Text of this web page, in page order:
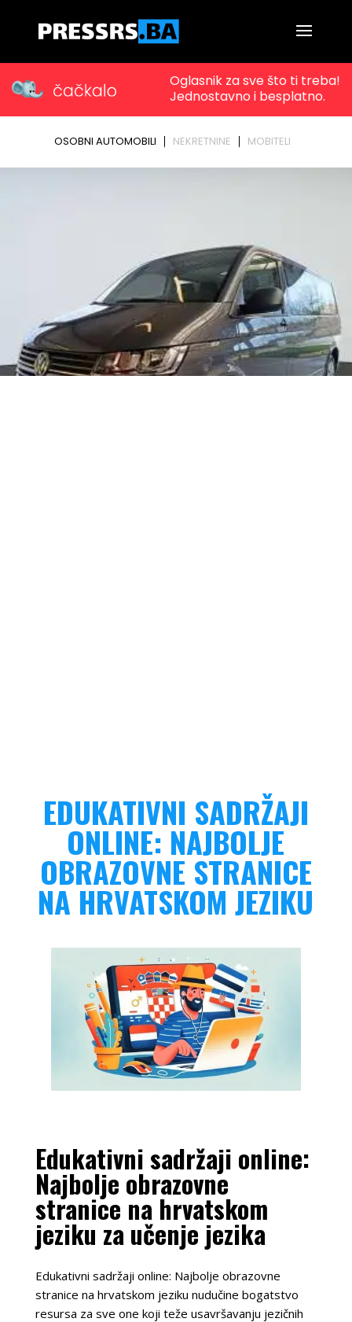
EDUKATIVNI SADRŽAJI
ONLINE: NAJBOLJE
OBRAZOVNE STRANICE
NA HRVATSKOM JEZIKU
Edukativni sadržaji online:
Najbolje obrazovne
stranice na hrvatskom
jeziku za učenje jezika
Edukativni sadržaji online: Najbolje obrazovne
stranice na hrvatskom jeziku nudučine bogatstvo
resursa za sve one koji teže usavršavanju jezičnih